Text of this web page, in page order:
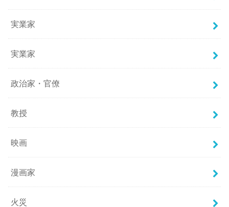
実業家
実業家
政治家・官僚
教授
映画
漫画家
火災